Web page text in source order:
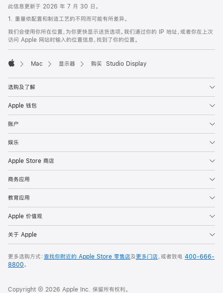
此信息更新于 2026 年 7 月 30 日。
1. 重量依配置和制造工艺的不同而可能有所差异。
我们会使用你所在位置，为你更快显示送货选项。我们通过你的 IP 地址，或者你在上次
访问 Apple 网站时输入的位置信息，找到了你的位置。
Mac 显示器 购买 Studio Display
选购及了解
Apple 钱包
账户
娱乐
Apple Store 商店
商务应用
教育应用
Apple 价值观
关于 Apple
更多选购方式：查找你附近的 Apple Store 零售店及更多门店，或者致电 400-666-
8800。
Copyright © 2026 Apple Inc. 保留所有权利。